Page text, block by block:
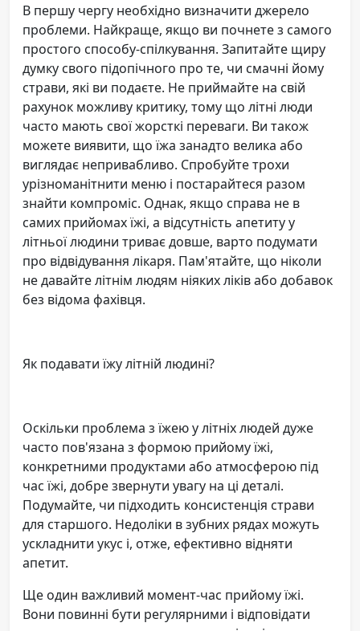
В першу чергу необхідно визначити джерело
проблеми. Найкраще, якщо ви почнете з самого
простого способу-спілкування. Запитайте щиру
думку свого підопічного про те, чи смачні йому
страви, які ви подаєте. Не приймайте на свій
рахунок можливу критику, тому що літні люди
часто мають свої жорсткі переваги. Ви також
можете виявити, що їжа занадто велика або
виглядає непривабливо. Спробуйте трохи
урізноманітнити меню і постарайтеся разом
знайти компроміс. Однак, якщо справа не в
самих прийомах їжі, а відсутність апетиту у
літньої людини триває довше, варто подумати
про відвідування лікаря. Пам'ятайте, що ніколи
не давайте літнім людям ніяких ліків або добавок
без відома фахівця.
Як подавати їжу літній людині?
Оскільки проблема з їжею у літніх людей дуже
часто пов'язана з формою прийому їжі,
конкретними продуктами або атмосферою під
час їжі, добре звернути увагу на ці деталі.
Подумайте, чи підходить консистенція страви
для старшого. Недоліки в зубних рядах можуть
ускладнити укус і, отже, ефективно відняти
апетит.
Ще один важливий момент-час прийому їжі.
Вони повинні бути регулярними і відповідати